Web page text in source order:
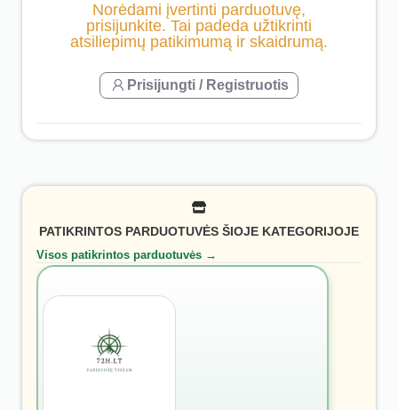
Norėdami įvertinti parduotuvę,
prisijunkite. Tai padeda užtikrinti
atsiliepimų patikimumą ir skaidrumą.
Prisijungti / Registruotis
PATIKRINTOS PARDUOTUVĖS ŠIOJE KATEGORIJOJE
Visos patikrintos parduotuvės →